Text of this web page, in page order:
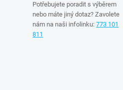
Potřebujete poradit s výběrem
nebo máte jiný dotaz? Zavolete
nám na naši infolinku:773 101
811